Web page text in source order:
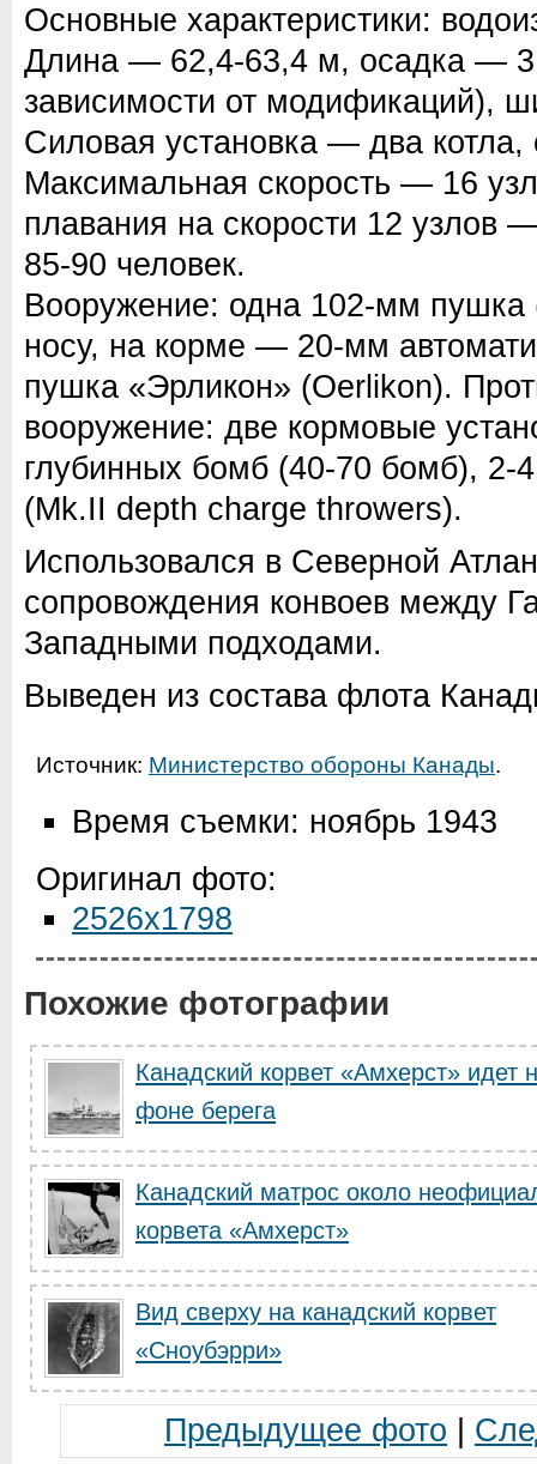
Основные характеристики:
Длина — 62,4-63,4 м, осадка —
зависимости от модификаций),
Силовая установка — два котла,
Максимальная скорость — 16
плавания на скорости 12
85-90 человек.
Вооружение: одна 102-мм пушка
носу, на корме — 20-мм
пушка «Эрликон» (Oerlikon).
вооружение: две кормовые
глубинных бомб (40-70 бомб), 2-
(Mk.II depth charge throwers).
Использовался в Северной
сопровождения конвоев между
Западными подходами.
Выведен из состава флота
Источник: Министерство обороны Канады.
Время съемки: ноябрь 1943
Оригинал фото:
2526x1798
Похожие фотографии
Канадский корвет «Амхерст» идет
фоне берега
Канадский матрос около
корвета «Амхерст»
Вид сверху на канадский корвет
«Сноубэрри»
Предыдущее фото